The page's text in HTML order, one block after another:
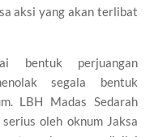
aksi yang akan terlibat
bentuk perjuangan
segala bentuk
LBH Madas Sedarah
oleh oknum Jaksa